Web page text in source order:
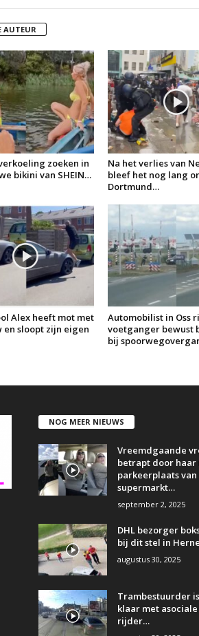
AUTEUR
zoeken in
bikini van SHEIN…
Na het verlies van
bleef het nog lang
Dortmund…
Alex heeft mot met
en sloopt zijn eigen
Automobilist in Oss
voetganger bewust
bij
NOG MEER NIEUWS
Vreemdgaande
betrapt door haar
parkeerplaats van
supermarkt…
september 2, 2025
DHL bezorger
bij dit stel in
augustus 30, 2025
Trambestuurder
klaar met asociale
rijder…